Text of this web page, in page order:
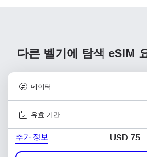
다른 벨기에 탐색 eSIM
데이터
유효 기간
추가 정보 USD 75